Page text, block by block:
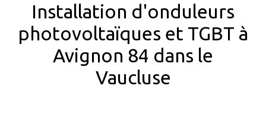
Installation d'onduleurs
photovoltaïques et TGBT à
Avignon 84 dans le
Vaucluse